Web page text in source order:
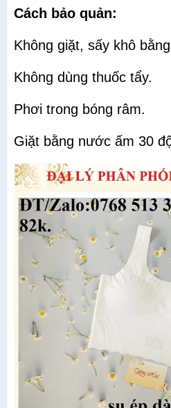
Cách bảo quản:
Không giặt, sấy khô
Không dùng thuốc tẩy.
Phơi trong bóng râm.
Giặt bằng nước ấm 30